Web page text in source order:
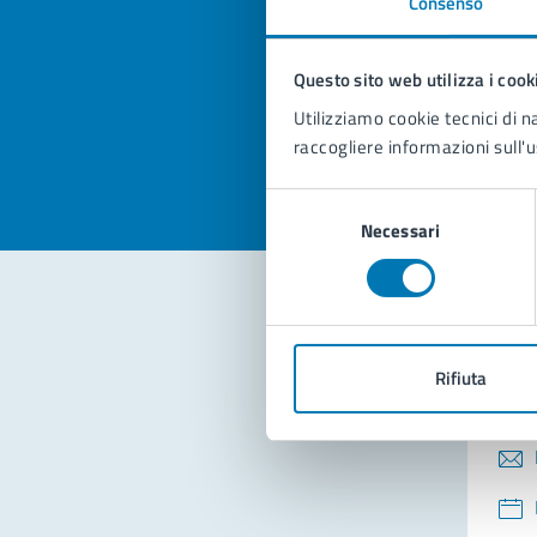
Questo sito web utilizza i
Utilizziamo cookie tecnici di
raccogliere informazioni
consenso
Necessari
Rifiuta